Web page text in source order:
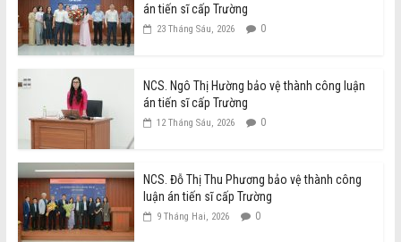
án tiến sĩ cấp Trường
23 Tháng Sáu, 2026 0
NCS. Ngô Thị Hường bảo vệ thành công luận
án tiến sĩ cấp Trường
12 Tháng Sáu, 2026 0
NCS. Đỗ Thị Thu Phương bảo vệ thành công
luận án tiến sĩ cấp Trường
9 Tháng Hai, 2026 0